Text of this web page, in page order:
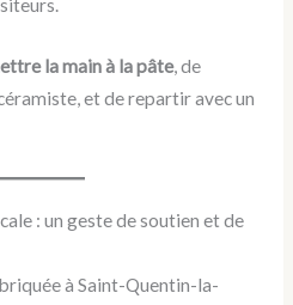
la main à la pâte, de
et de repartir avec un
: un geste de soutien et de
à Saint-Quentin-la-